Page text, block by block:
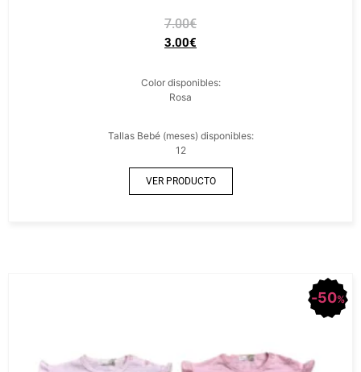
7.00€
3.00€
Color disponibles:
Rosa
Tallas Bebé (meses) disponibles:
12
VER PRODUCTO
50%